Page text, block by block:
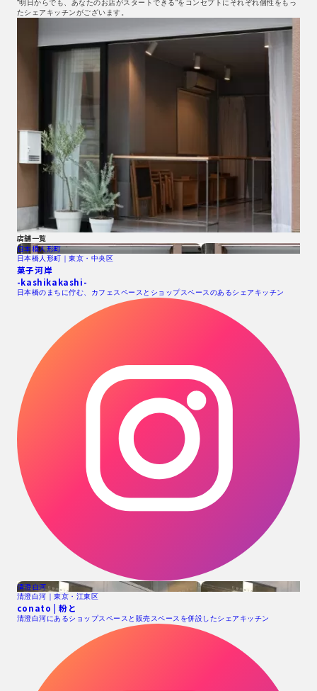
”明日からでも、あなたのお店がスタートできる”をコンセプトにそれぞれ個性をもっ
たシェアキッチンがございます。
店舗一覧
日本橋人形町
日本橋人形町｜東京・中央区
菓子河岸
-kashikakashi-
日本橋のまちに佇む、カフェスペースとショップスペースのあるシェアキッチン
清澄白河
清澄白河｜東京・江東区
conato | 粉と
清澄白河にあるショップスペースと販売スペースを併設したシェアキッチン